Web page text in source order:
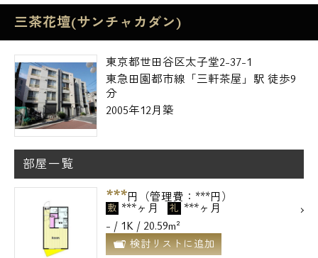
三茶花壇(サンチャカダン)
東京都世田谷区太子堂2-37-1
東急田園都市線「三軒茶屋」駅 徒歩9
分
2005年12月築
部屋一覧
***円（管理費：***円）
敷 ***ヶ月 礼 ***ヶ月
- / 1K / 20.59m²
検討リストに追加